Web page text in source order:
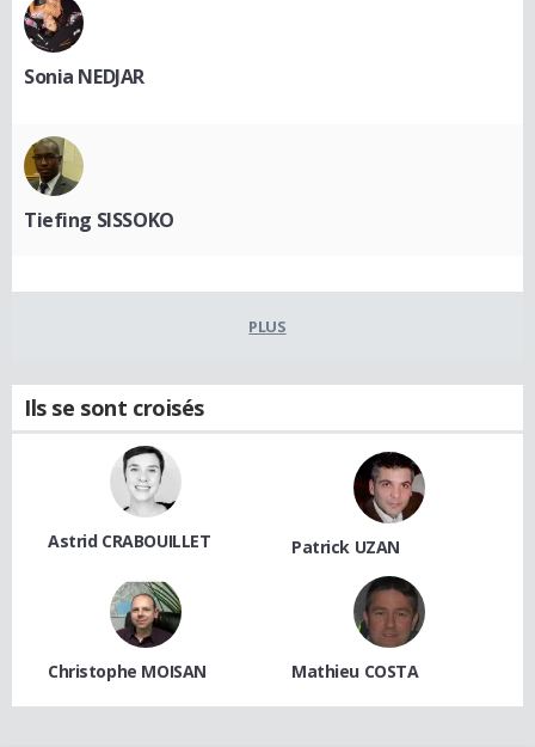
Sonia NEDJAR
Tiefing SISSOKO
PLUS
Ils se sont croisés
Astrid CRABOUILLET Patrick UZAN
Christophe MOISAN Mathieu COSTA